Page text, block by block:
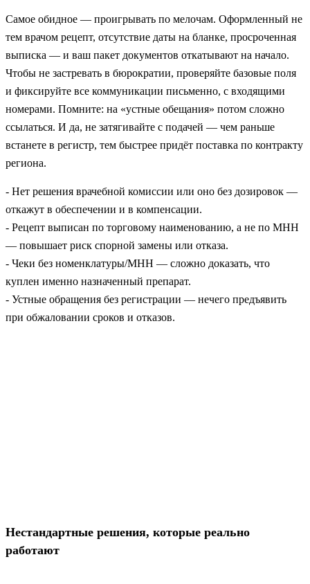
Самое обидное — проигрывать по мелочам. Оформленный не
тем врачом рецепт, отсутствие даты на бланке, просроченная
выписка — и ваш пакет документов откатывают на начало.
Чтобы не застревать в бюрократии, проверяйте базовые поля
и фиксируйте все коммуникации письменно, с входящими
номерами. Помните: на «устные обещания» потом сложно
ссылаться. И да, не затягивайте с подачей — чем раньше
встанете в регистр, тем быстрее придёт поставка по контракту
региона.
- Нет решения врачебной комиссии или оно без дозировок —
откажут в обеспечении и в компенсации.
- Рецепт выписан по торговому наименованию, а не по МНН
— повышает риск спорной замены или отказа.
- Чеки без номенклатуры/МНН — сложно доказать, что
куплен именно назначенный препарат.
- Устные обращения без регистрации — нечего предъявить
при обжаловании сроков и отказов.
Нестандартные решения, которые реально
работают